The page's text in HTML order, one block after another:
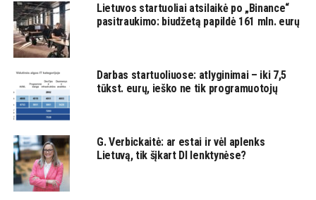
Lietuvos startuoliai atsilaikė po „Binance“
pasitraukimo: biudžetą papildė 161 mln. eurų
Darbas startuoliuose: atlyginimai – iki 7,5
tūkst. eurų, ieško ne tik programuotojų
G. Verbickaitė: ar estai ir vėl aplenks
Lietuvą, tik šįkart DI lenktynėse?